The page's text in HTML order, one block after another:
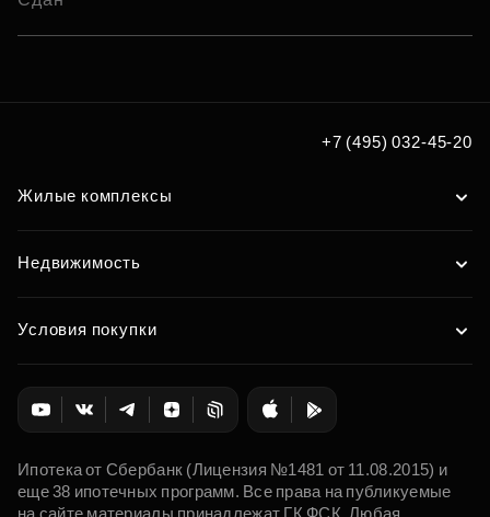
+7 (495) 032-45-20
Жилые комплексы
Недвижимость
Условия покупки
Ипотека от Сбербанк (Лицензия №1481 от 11.08.2015) и
еще 38 ипотечных программ. Все права на публикуемые
на сайте материалы принадлежат ГК ФСК. Любая